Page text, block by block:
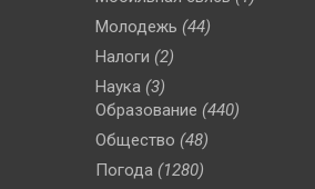
Молодежь (44)
Налоги (2)
Наука (3)
Образование (440)
Общество (48)
Погода (1280)